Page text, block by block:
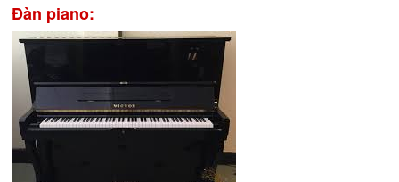
Đàn piano: